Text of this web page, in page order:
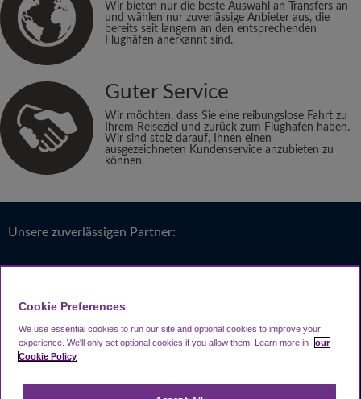
Wir bieten nur die beste Auswahl an Transfers an
und wählen nur zuverlässige Anbieter aus, die
bereits seit langem an den entsprechenden
Flughäfen anerkannt sind.
Guter Service
Wir möchten, dass Sie eine reibungslose Fahrt zu
Ihrem Reiseziel und zurück zum Flughafen haben.
Wir sind stolz darauf, Ihnen einen
ausgezeichneten Kundenservice anzubieten zu
können.
Unsere zuverlässigen Partner:
Cookie Preferences
We use essential cookies to run our site and optional cookies to improve your
experience. We'll only set optional cookies if you allow them. Learn more in
our
Cookie Policy